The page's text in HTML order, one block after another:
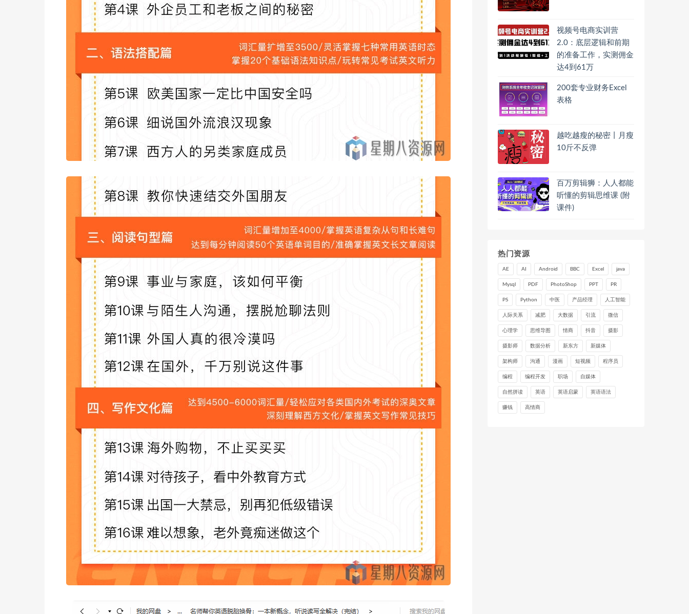
视频号电商实训营
2.0：底层逻辑和前期
的准备工作，实测佣金
达4到61万
200套专业财务Excel
表格
越吃越瘦的秘密丨月瘦
10斤不反弹
百万剪辑狮：人人都能
听懂的剪辑思维课 (附
课件)
热门资源
AE AI Android BBC Excel java
Mysql PDF PhotoShop PPT PR
PS Python 中医 产品经理 人工智能
人际关系 减肥 大数据 引流 微信
心理学 思维导图 情商 抖音 摄影
摄影师 数据分析 新东方 新媒体
架构师 沟通 漫画 短视频 程序员
编程 编程开发 职场 自媒体
自然拼读 英语 英语启蒙 英语语法
赚钱 高情商